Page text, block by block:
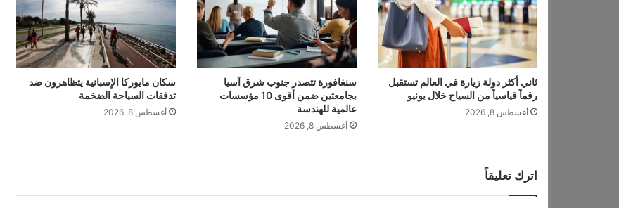
ه
ا
ت
ت
ن
ا
و
ا
ي
ن
ي
ت
ط
ل
ق
ب
ا
ثاني أكثر دولة زيارة في العالم تستقبل
رقماً قياسياً من السياح خلال يونيو
أغسطس 8, 2026
سنغافورة تتصدر جنوب شرق آسيا
بجامعتين ضمن أقوى 10 مؤسسات
عالمية للهندسة
أغسطس 8, 2026
سكان مايوركا الإسبانية يتظاهرون ضد
تدفقات السياحة الضخمة
أغسطس 8, 2026
اترك تعليقاً